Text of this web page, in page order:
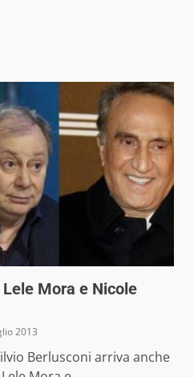
Mora e Nicole
2013
Berlusconi arriva anche